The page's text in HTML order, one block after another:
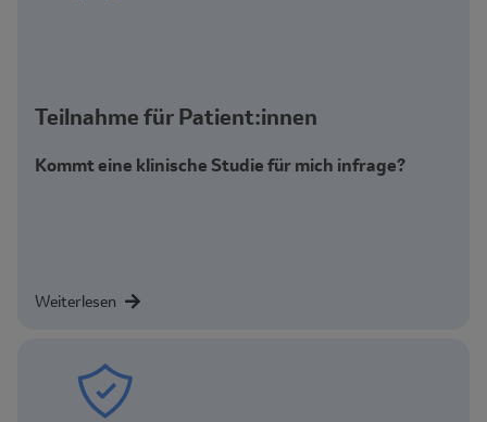
Teilnahme für Patient:innen
Kommt eine klinische Studie für mich infrage?
Weiterlesen